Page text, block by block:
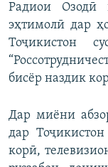
Радиои Озодӣ
эҳтимолӣ дар
Тоҷикистон
бисёр наздик
Дар миёни
дар
корӣ,